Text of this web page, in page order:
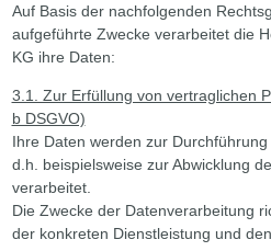
Auf Basis der nachfolgenden
aufgeführte Zwecke verarbeitet die
KG ihre Daten:
3.1. Zur Erfüllung von vertraglichen
b DSGVO)
Ihre Daten werden zur
d.h. beispielsweise zur Abwicklung
verarbeitet.
Die Zwecke der Datenverarbeitung
der konkreten Dienstleistung und